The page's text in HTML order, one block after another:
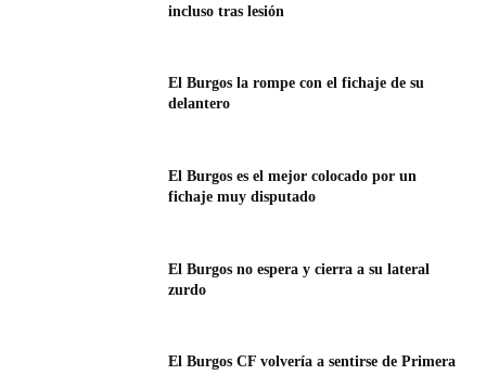
incluso tras lesión
El Burgos la rompe con el fichaje de su
delantero
El Burgos es el mejor colocado por un
fichaje muy disputado
El Burgos no espera y cierra a su lateral
zurdo
El Burgos CF volvería a sentirse de Primera